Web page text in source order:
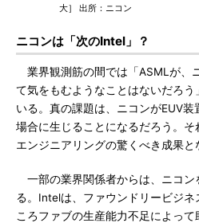
大］ 出所：ニコン
ニコンは「次のIntel」？
業界観測筋の間では「ASMLが、
て気をもむようなことはないだろ
いる。真の課題は、ニコンがEUV
場合に生じることになるだろう。
エンジニアリングの驚くべき成果と
一部の業界関係者からは、ニコン
る。Intelは、ファウンドリービジネ
ころファブの生産能力不足によっ